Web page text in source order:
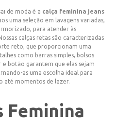
de moda é a calça feminina jeans
uma seleção em lavagens variadas,
para atender às
calças retas são caracterizadas
reto, que proporcionam uma
como barras simples, bolsos
botão garantem que elas sejam
as uma escolha ideal para
até momentos de lazer.
Feminina